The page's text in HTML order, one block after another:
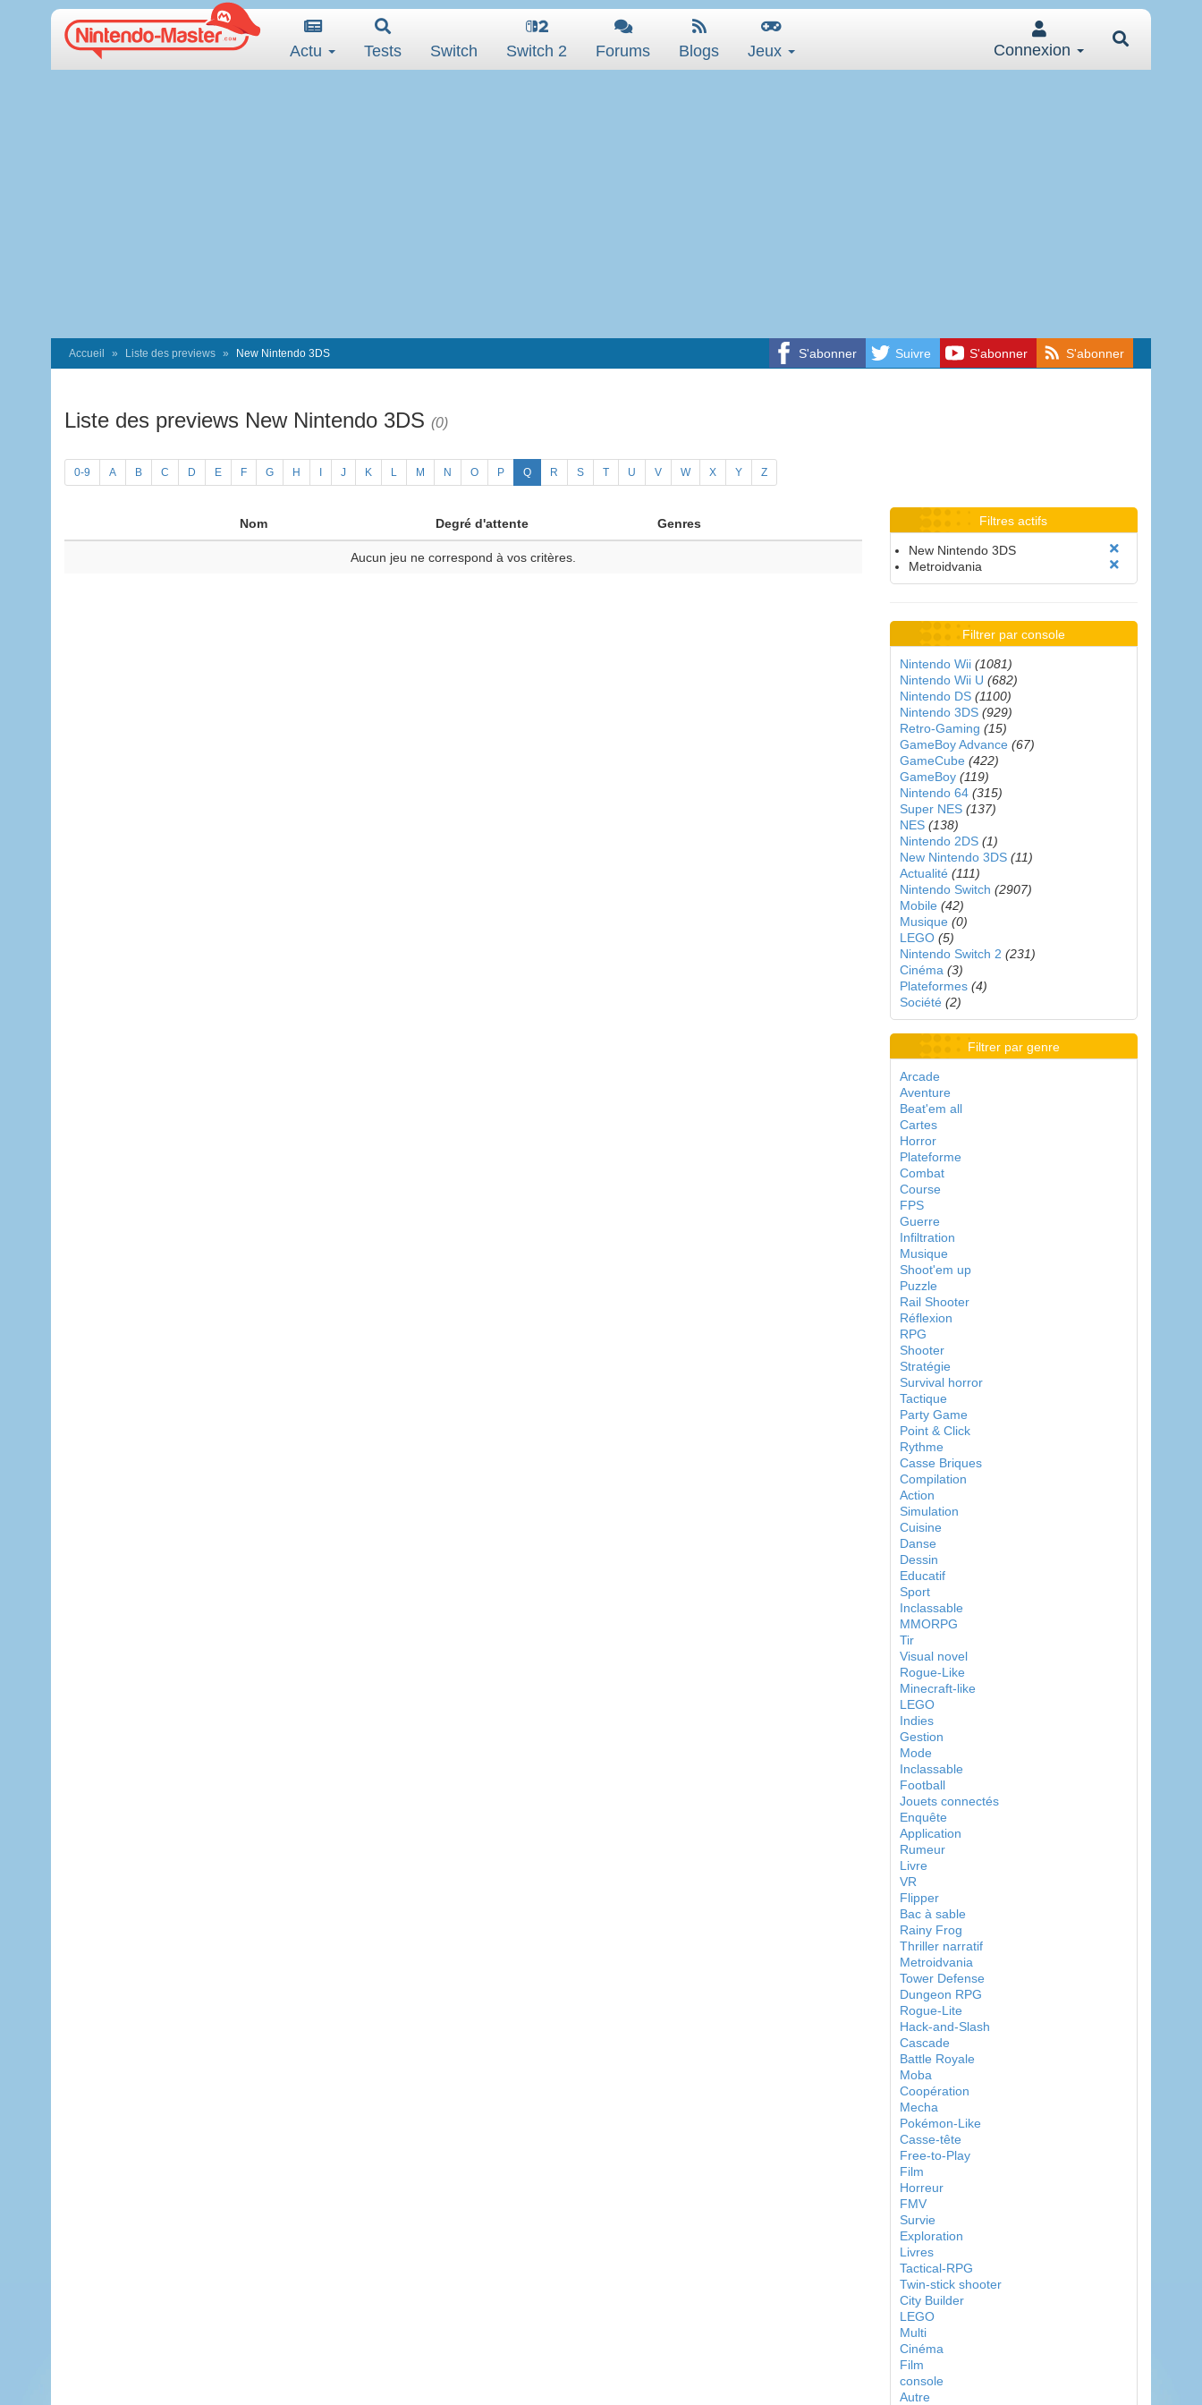
Actu Tests Switch Switch 2 Forums Blogs Jeux Connexion
S'abonner Suivre S'abonner S'abonner
Accueil Liste des previews New Nintendo 3DS
Liste des previews New Nintendo 3DS (0)
0-9 A B C D E F G H J K L M N O P Q R S T U V W X Y Z
Nom Degré d'attente Genres
Aucun jeu ne correspond à vos critères.
Filtres actifs
New Nintendo 3DS
Metroidvania
Filtrer par console
Nintendo Wii (1081)
Nintendo Wii U (682)
Nintendo DS (1100)
Nintendo 3DS (929)
Retro-Gaming (15)
GameBoy Advance (67)
GameCube (422)
GameBoy (119)
Nintendo 64 (315)
Super NES (137)
NES (138)
Nintendo 2DS (1)
New Nintendo 3DS (11)
Actualité (111)
Nintendo Switch (2907)
Mobile (42)
Musique (0)
LEGO (5)
Nintendo Switch 2 (231)
Cinéma (3)
Plateformes (4)
Société (2)
Filtrer par genre
Arcade
Aventure
Beat'em all
Cartes
Horror
Plateforme
Combat
Course
FPS
Guerre
Infiltration
Musique
Shoot'em up
Puzzle
Rail Shooter
Réflexion
RPG
Shooter
Stratégie
Survival horror
Tactique
Party Game
Point & Click
Rythme
Casse Briques
Compilation
Action
Simulation
Cuisine
Danse
Dessin
Educatif
Sport
Inclassable
MMORPG
Tir
Visual novel
Rogue-Like
Minecraft-like
LEGO
Indies
Gestion
Mode
Inclassable
Football
Jouets connectés
Enquête
Application
Rumeur
Livre
VR
Flipper
Bac à sable
Rainy Frog
Thriller narratif
Metroidvania
Tower Defense
Dungeon RPG
Rogue-Lite
Hack-and-Slash
Cascade
Battle Royale
Moba
Coopération
Mecha
Pokémon-Like
Casse-tête
Free-to-Play
Film
Horreur
FMV
Survie
Exploration
Livres
Tactical-RPG
Twin-stick shooter
City Builder
LEGO
Multi
Cinéma
Film
console
Autre